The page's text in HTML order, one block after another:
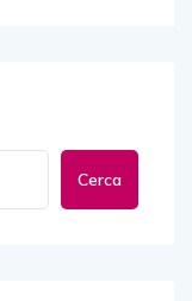
Cerca